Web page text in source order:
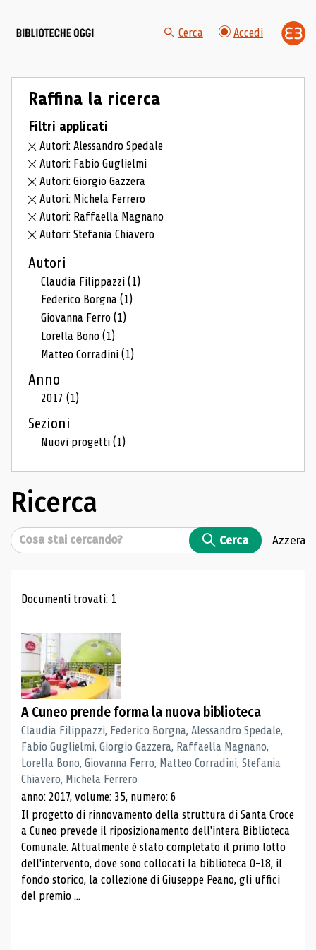
Cerca Accedi
Raffina la ricerca
Filtri applicati
Autori: Alessandro Spedale
Autori: Fabio Guglielmi
Autori: Giorgio Gazzera
Autori: Michela Ferrero
Autori: Raffaella Magnano
Autori: Stefania Chiavero
Autori
Claudia Filippazzi(1)
Federico Borgna(1)
Giovanna Ferro(1)
Lorella Bono(1)
Matteo Corradini(1)
Anno
2017(1)
Sezioni
Nuovi progetti(1)
Ricerca
Cerca Cerca Azzera
Risultati di ricerca
Documenti trovati: 1
A Cuneo prende forma la nuova biblioteca
Claudia Filippazzi, Federico Borgna, Alessandro Spedale,
Fabio Guglielmi, Giorgio Gazzera, Raffaella Magnano,
Lorella Bono, Giovanna Ferro, Matteo Corradini, Stefania
Chiavero, Michela Ferrero
anno: 2017, volume: 35, numero: 6
Il progetto di rinnovamento della struttura di Santa Croce
a Cuneo prevede il riposizionamento dell'intera Biblioteca
Comunale. Attualmente è stato completato il primo lotto
dell'intervento, dove sono collocati la biblioteca 0-18, il
fondo storico, la collezione di Giuseppe Peano, gli uffici
del premio ...